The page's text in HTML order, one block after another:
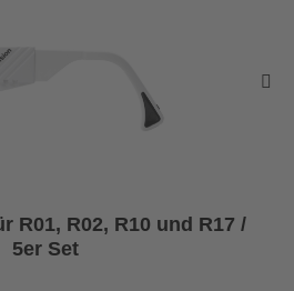
R01, R02, R10 und R17 /
5er Set